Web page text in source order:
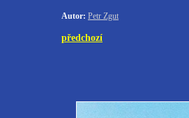
Autor: Petr Zgut
předchozí